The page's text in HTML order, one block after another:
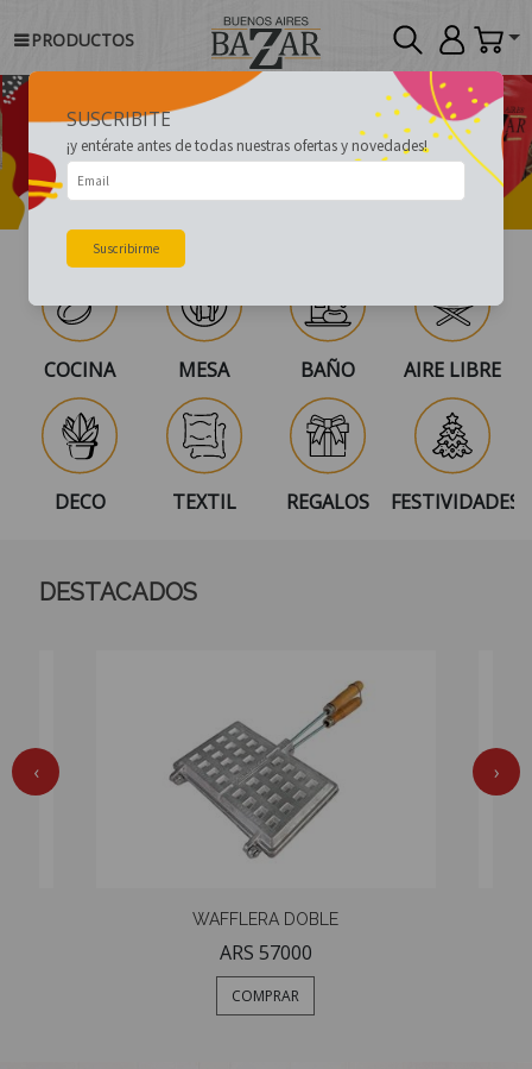
PRODUCTOS
COCINA MESA BAÑO AIRE LIBRE
DECO TEXTIL REGALOS FESTIVIDADES
DESTACADOS
‹ ›
WAFFLERA DOBLE
ARS 57000
COMPRAR
> <
SUSCRIBITE
¡y entérate antes de todas nuestras ofertas y novedades!
Suscribirme